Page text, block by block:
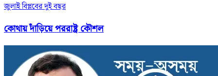
জুলাই বিপ্লবের দুই বছর
কোথায় দাঁড়িয়ে পররাষ্ট্র কৌশল